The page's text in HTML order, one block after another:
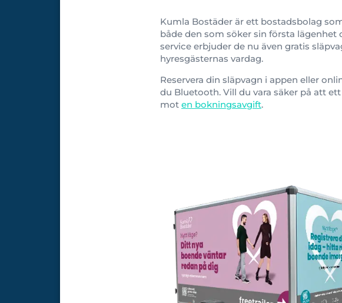
Kumla Bostäder är ett bostadsbolag
både den som söker sin första
service erbjuder de nu även gratis
hyresgästernas vardag.
Reservera din släpvagn i appen eller
du Bluetooth. Vill du vara säker på att
mot en bokningsavgift.